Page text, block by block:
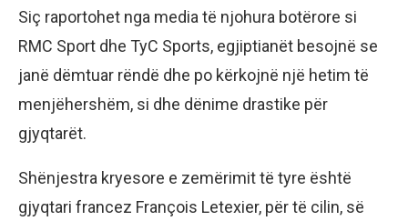
Siç raportohet nga media të njohura botërore si
RMC Sport dhe TyC Sports, egjiptianët besojnë se
janë dëmtuar rëndë dhe po kërkojnë një hetim të
menjëhershëm, si dhe dënime drastike për
gjyqtarët.
Shënjestra kryesore e zemërimit të tyre është
gjyqtari francez François Letexier, për të cilin, së